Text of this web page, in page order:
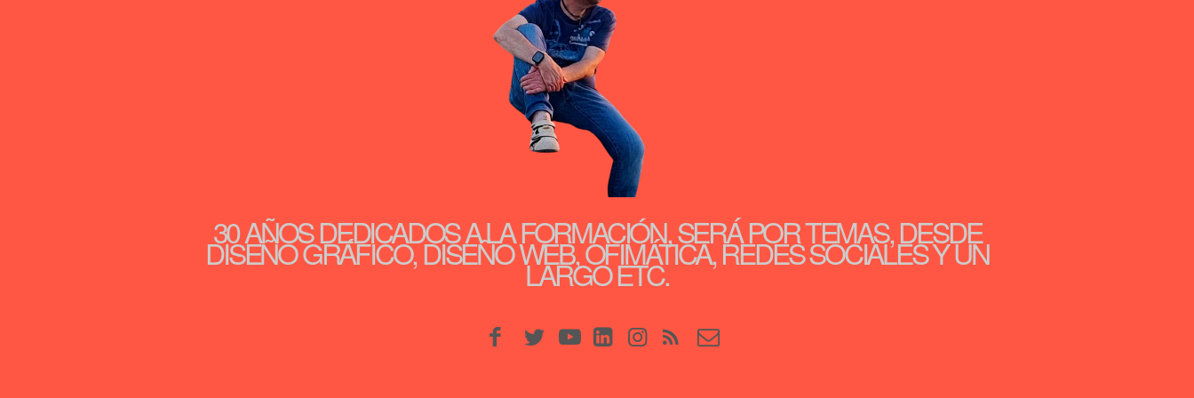
30 AÑOS DEDICADOS A LA FORMACIÓN, SERÁ POR TEMAS, DESDE
DISEÑO GRÁFICO, DISEÑO WEB, OFIMÁTICA, REDES SOCIALES Y UN
LARGO ETC.